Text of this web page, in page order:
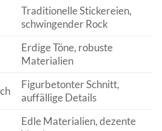
Traditionelle Stickereien,
schwingender Rock
Erdige Töne, robuste
Materialien
Figurbetonter Schnitt,
auffällige Details
Edle Materialien, dezente